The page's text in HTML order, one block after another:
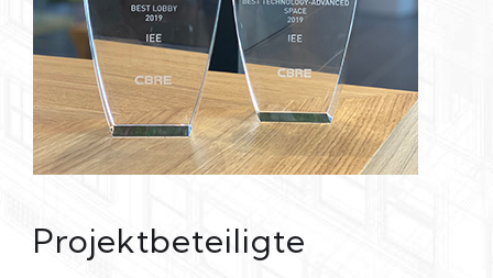
Projektbeteiligte